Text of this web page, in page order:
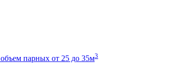
объем парных от 25 до 35м3